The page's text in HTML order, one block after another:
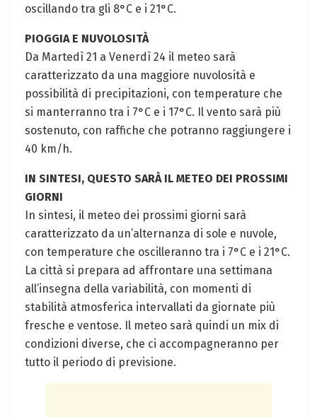
oscillando tra gli 8°C e i 21°C.
PIOGGIA E NUVOLOSITÀ
Da Martedì 21 a‍ Venerdì 24‌ il meteo sarà
caratterizzato ​da una maggiore nuvolosità e
possibilità di precipitazioni, con temperature che
⁤si manterranno tra i⁣ 7°C e i 17°C. Il vento sarà più
sostenuto, con raffiche ‌che potranno‍ raggiungere i
40 km/h. ⁣
IN⁣ SINTESI, QUESTO SARÀ ​IL METEO DEI PROSSIMI
GIORNI
In sintesi, il​ meteo dei prossimi⁢ giorni sarà
caratterizzato da un’alternanza‍ di⁤ sole⁤ e nuvole,
con temperature che oscilleranno tra ​i 7°C e i 21°C.​
La città si prepara ad ⁤affrontare una settimana
all’insegna della variabilità, con momenti di
stabilità atmosferica ‍intervallati da giornate più‌
fresche e ​ventose. Il meteo ​sarà quindi un mix di
condizioni diverse, ⁣che ci accompagneranno per
tutto il periodo di previsione.